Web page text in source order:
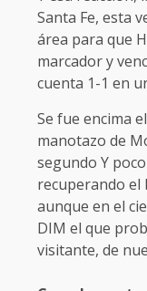
Santa Fe, esta
área para que
marcador y
cuenta 1-1 en
Se fue encima
manotazo de
segundo Y
recuperando el
aunque en el
DIM el que
visitante, de